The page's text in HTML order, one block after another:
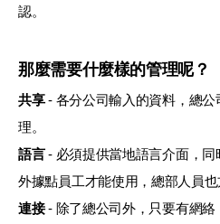
認。
那麼需要什麼樣的管理呢？
共享- 各分公司輸入的資料，總公
理。
語言- 必須提供當地語言介面，
外據點員工才能使用，總部人員也
連接- 除了總公司外，只要有網